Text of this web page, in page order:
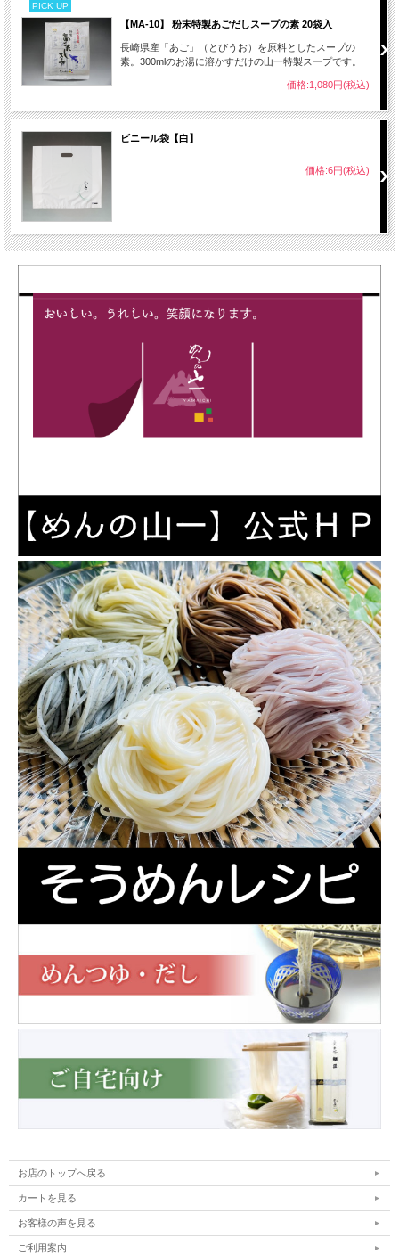
PICK UP
【MA-10】 粉末特製あごだしスープの素 20袋入
長崎県産「あご」（とびうお）を原料としたスープの
素。300mlのお湯に溶かすだけの山一特製スープです。
価格:1,080円(税込)
ビニール袋【白】
価格:6円(税込)
お店のトップへ戻る
カートを見る
お客様の声を見る
ご利用案内